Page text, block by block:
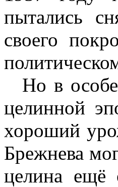
пытались
своего
Но в
целинной
хороший
Брежнева
целина ещё